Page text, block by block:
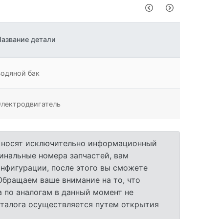
детали
бак
исключительно информационный
номера запчастей, вам
после этого вы сможете
ваше внимание на то, что
по аналогам в данный момент не
осуществляется путем открытия